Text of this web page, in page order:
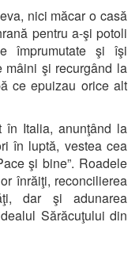
nici măcar o casă
pentru a-şi potoli
împrumutate şi îşi
mâini şi recurgând la
ce epuizau orice alt
în Italia, anunţând la
în luptă, vestea cea
şi bine”. Roadele
înrăiţi, reconcilierea
dar şi adunarea
Sărăcuţului din